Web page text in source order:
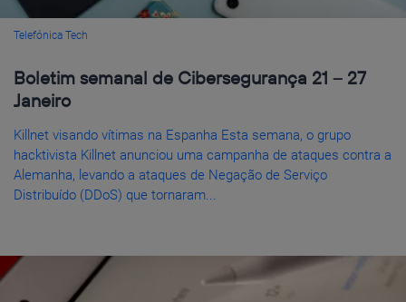
Telefónica Tech
Boletim semanal de Cibersegurança 21 – 27
Janeiro
Killnet visando vítimas na Espanha Esta semana, o grupo
hacktivista Killnet anunciou uma campanha de ataques contra a
Alemanha, levando a ataques de Negação de Serviço
Distribuído (DDoS) que tornaram...